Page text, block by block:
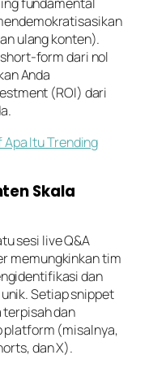
ulang konten).
form dari nol
Anda
(ROI) dari
Itu Trending
Skala
sesi live Q&A
memungkinkan tim
dan
Setiap snippet
terpisah dan
platform (misalnya,
dan X).